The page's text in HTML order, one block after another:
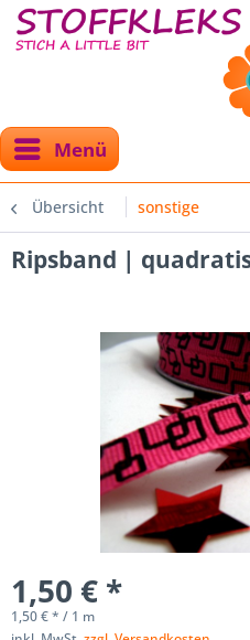
Menü
Übersicht sonstige
Ripsband |
1,50 € *
1,50 € * / 1 m